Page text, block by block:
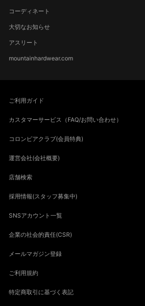
コーディネート
大切なお知らせ
アスリート
mountainhardwear.com
ご利用ガイド
カスタマーサービス（FAQ/お問い合わせ）
コロンビアクラブ(会員特典)
運営会社(会社概要)
店舗検索
採用情報(スタッフ募集中)
SNSアカウント一覧
企業の社会的責任(CSR)
メールマガジン登録
ご利用規約
特定商取引に基づく表記